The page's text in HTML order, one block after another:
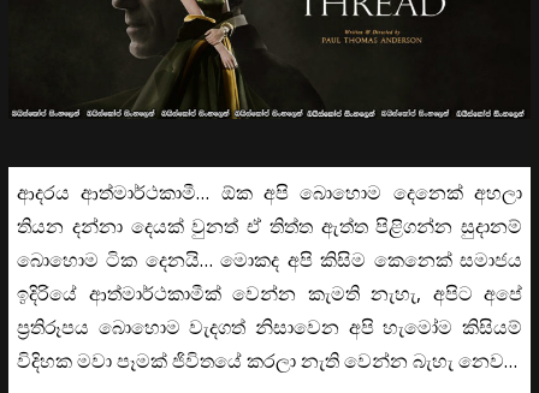
ආදරය ආත්මාර්ථකාමී… ඕක අපි බොහොම දෙනෙක් අහලා
තියන දන්නා දෙයක් වුනත් ඒ තිත්ත ඇත්ත පිළිගන්න සුදානම්
බොහොම ටික දෙනයි… මොකද අපි කිසිම කෙනෙක් සමාජය
ඉදිරියේ ආත්මාර්ථකාමීක් වෙන්න කැමති නැහැ, අපිට අපේ
ප්‍රතිරූපය බොහොම වැදගත් නිසාවෙන අපි හැමෝම කිසියම්
විදිහක මවා පෑමක් ජිවිතයේ කරලා නැති වෙන්න බැහැ නෙව…